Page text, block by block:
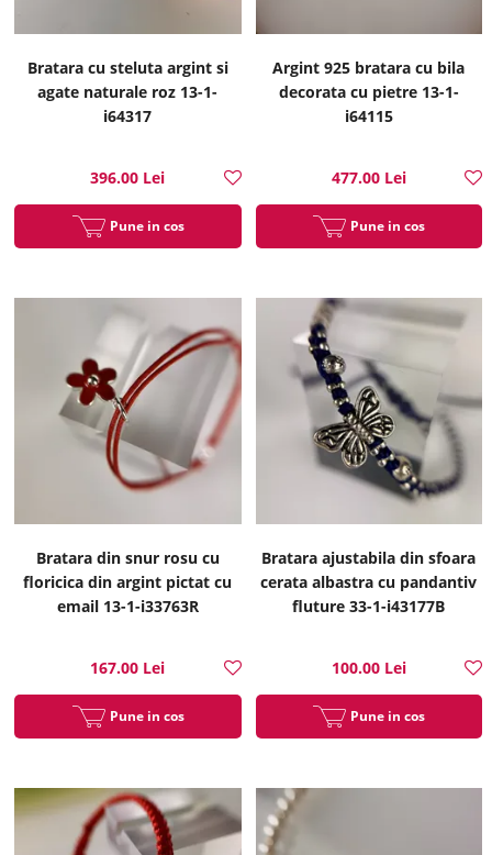
Bratara cu steluta argint si
agate naturale roz 13-1-
i64317
396.00 Lei
Pune in cos
Argint 925 bratara cu bila
decorata cu pietre 13-1-
i64115
477.00 Lei
Pune in cos
Bratara din snur rosu cu
floricica din argint pictat cu
email 13-1-i33763R
167.00 Lei
Pune in cos
Bratara ajustabila din sfoara
cerata albastra cu pandantiv
fluture 33-1-i43177B
100.00 Lei
Pune in cos